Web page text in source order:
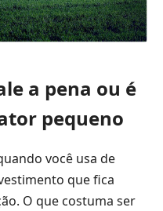
a pena ou é
pequeno
você usa de
que fica
O que costuma ser